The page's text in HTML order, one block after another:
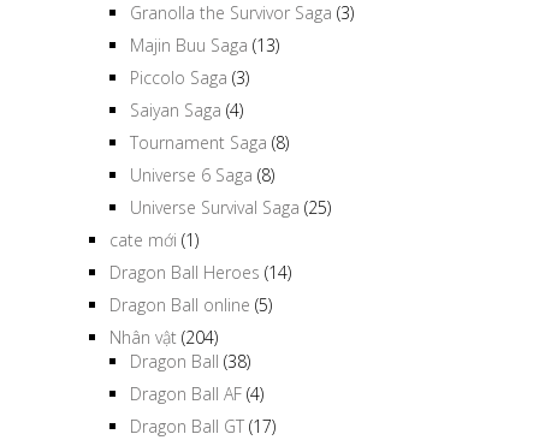
Granolla the Survivor Saga (3)
Majin Buu Saga (13)
Piccolo Saga (3)
Saiyan Saga (4)
Tournament Saga (8)
Universe 6 Saga (8)
Universe Survival Saga (25)
cate mới (1)
Dragon Ball Heroes (14)
Dragon Ball online (5)
Nhân vật (204)
Dragon Ball (38)
Dragon Ball AF (4)
Dragon Ball GT (17)